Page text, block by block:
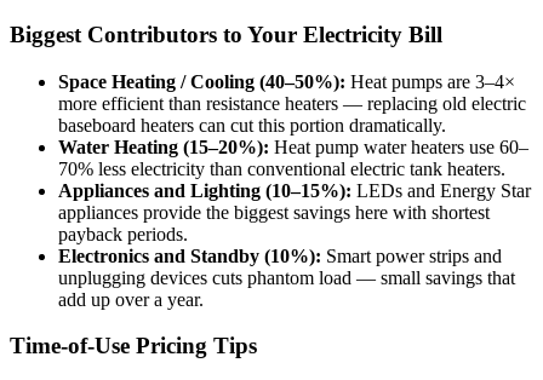
Biggest Contributors to Your Electricity Bill
Space Heating / Cooling (40–50%): Heat pumps are 3–4×
more efficient than resistance heaters — replacing old electric
baseboard heaters can cut this portion dramatically.
Water Heating (15–20%): Heat pump water heaters use 60–
70% less electricity than conventional electric tank heaters.
Appliances and Lighting (10–15%): LEDs and Energy Star
appliances provide the biggest savings here with shortest
payback periods.
Electronics and Standby (10%): Smart power strips and
unplugging devices cuts phantom load — small savings that
add up over a year.
Time-of-Use Pricing Tips